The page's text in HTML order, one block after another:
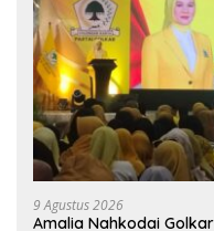
9 Agustus 2026
Amalia Nahkodai